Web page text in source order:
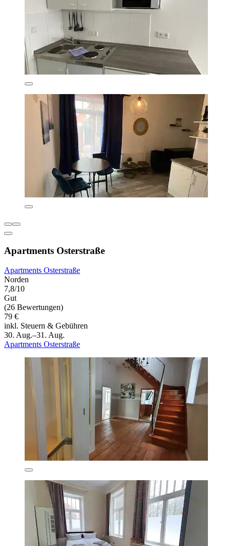
Apartments Osterstraße
Apartments Osterstraße
Norden
7,8/10
Gut
(26 Bewertungen)
79 €
inkl. Steuern & Gebühren
30. Aug.–31. Aug.
Apartments Osterstraße